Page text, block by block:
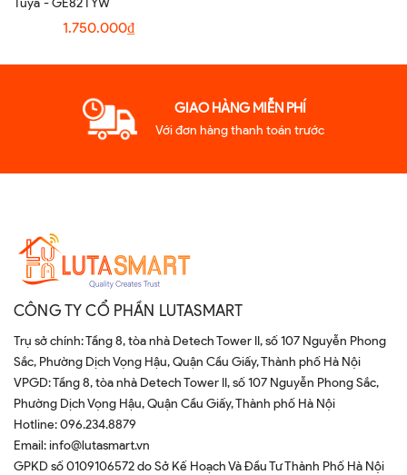
1.750.000₫
GIAO HÀNG MIỄN PHÍ
Với đơn hàng thanh toán trước
CÔNG TY CỔ PHẦN LUTASMART
Trụ sở chính: Tầng 8, tòa nhà Detech Tower II, số 107 Nguyễn Phong
Sắc, Phường Dịch Vọng Hậu, Quận Cầu Giấy, Thành phố Hà Nội
VPGD: Tầng 8, tòa nhà Detech Tower II, số 107 Nguyễn Phong Sắc,
Phường Dịch Vọng Hậu, Quận Cầu Giấy, Thành phố Hà Nội
Hotline:096.234.8879
Email:info@lutasmart.vn
GPKD số 0109106572 do Sở Kế Hoạch Và Đầu Tư Thành Phố Hà Nội